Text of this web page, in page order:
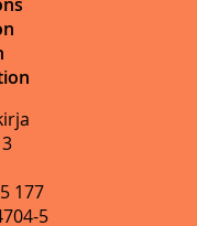
177
5